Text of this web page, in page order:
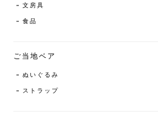
文房具
食品
ご当地ベア
ぬいぐるみ
ストラップ